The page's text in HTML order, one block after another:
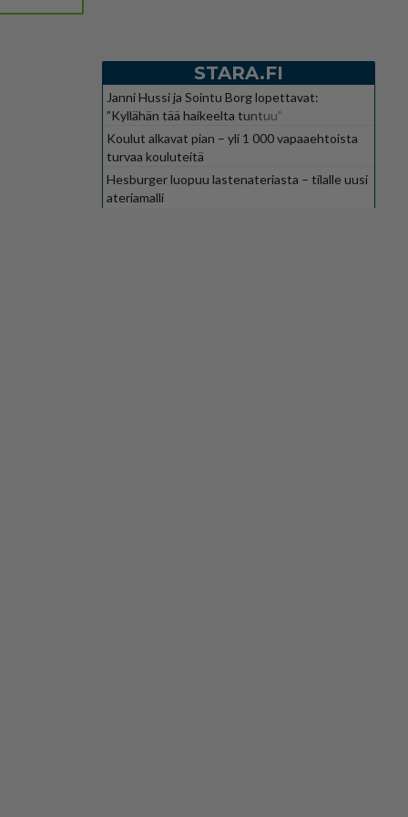
STARA.FI
Janni Hussi ja Sointu Borg lopettavat:
”Kyllähän tää haikeelta tuntuu”
Koulut alkavat pian – yli 1 000 vapaaehtoista
turvaa kouluteitä
Hesburger luopuu lastenateriasta – tilalle uusi
ateriamalli